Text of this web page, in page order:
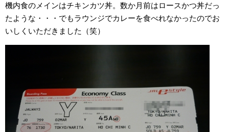
機内食のメインはチキンカツ丼。数か月前はロースかつ丼だっ
たような・・・でもラウンジでカレーを食べれなかったのでお
いしくいただきました（笑）